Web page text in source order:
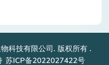
科技有限公司. 版权所有 .
苏ICP备2022027422号